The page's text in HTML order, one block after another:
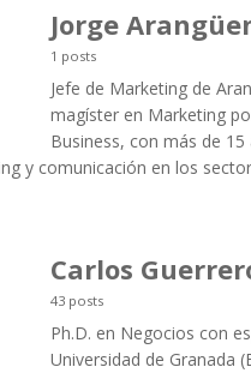
Jorge
1 posts
Jefe de Marketing de
magíster en Marketing
Business, con más de
y comunicación en los
Carlos
43 posts
Ph.D. en Negocios con
Universidad de Granada